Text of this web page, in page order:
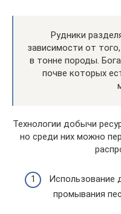
Рудники
зависимости от
в тонне породы.
почве которых
Технологии добычи
но среди них можно
Использование
промывания